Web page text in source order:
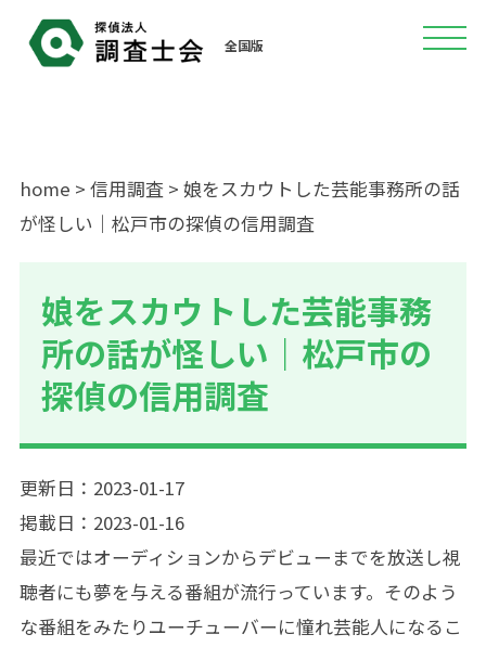
全国版
home > 信用調査 > 娘をスカウトした芸能事務所の話
が怪しい｜松戸市の探偵の信用調査
娘をスカウトした芸能事務
所の話が怪しい｜松戸市の
探偵の信用調査
更新日：2023-01-17
掲載日：2023-01-16
最近ではオーディションからデビューまでを放送し視
聴者にも夢を与える番組が流行っています。そのよう
な番組をみたりユーチューバーに憧れ芸能人になるこ